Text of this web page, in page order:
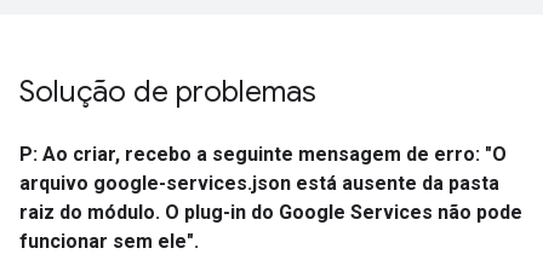
Solução de problemas
P: Ao criar, recebo a seguinte mensagem de erro: "O
arquivo google-services.json está ausente da pasta
raiz do módulo. O plug-in do Google Services não pode
funcionar sem ele".